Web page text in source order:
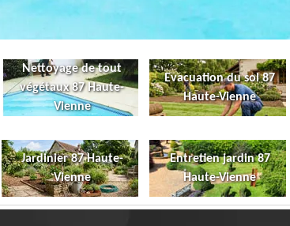
Nettoyage de tout
végétaux 87 Haute-
Vienne
Evacuation du sol 87
Haute-Vienne
Jardinier 87 Haute-
Vienne
Entretien jardin 87
Haute-Vienne